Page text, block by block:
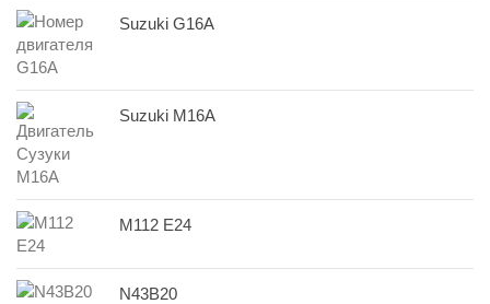
Suzuki G16A
Suzuki M16A
M112 E24
N43B20